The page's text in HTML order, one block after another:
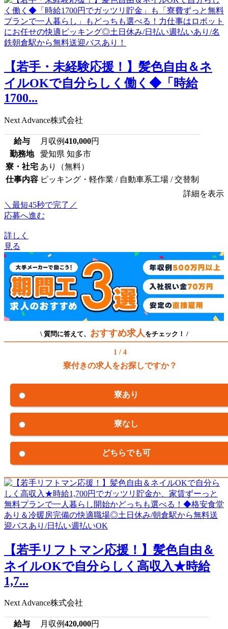
【若手・未経験応援！】髪色自由＆ネ
イルOKで自分らしく働く◆「時給
1700...
Next Advance株式会社
給与 月収例410,000円
勤務地
愛知県 知多市
寮・社宅 あり（無料）
仕事内容 ピッキング・軽作業 / 自動車系工場 / 交替制
詳細を表示
＼最短45秒で完了／
応募へ進む
詳しく
見る
\ 質問に答えて、 おすすめ求人 をチェック！ /
1 / 4
寮付きの求人をお探しですか？
寮あり
寮なし
どちらでも可
【若手リフトマン応援！】髪色自由＆
ネイルOKで自分らしく高収入★時給
1,7...
Next Advance株式会社
給与 月収例420,000円